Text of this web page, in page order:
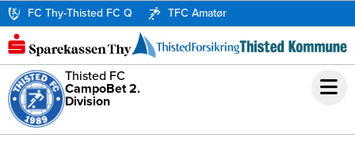
FC Thy-Thisted FC Q TFC Amatør
Thisted FC
CampoBet 2.
Division